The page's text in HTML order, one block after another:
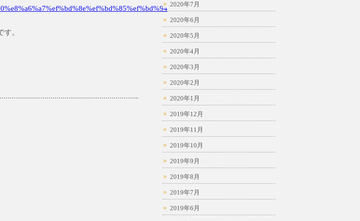
。
2020年7月
2020年6月
2020年5月
2020年4月
2020年3月
2020年2月
2020年1月
2019年12月
2019年11月
2019年10月
2019年9月
2019年8月
2019年7月
2019年6月